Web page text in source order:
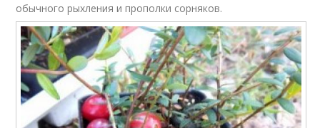
обычного рыхления и прополки сорняков.